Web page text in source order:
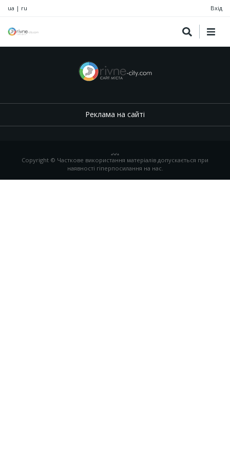
ua | ru Вхід
Реклама на сайті
.,.,.
Copyright © Часткове використання матеріалів допускається при
наявності гіперпосилання на нас.